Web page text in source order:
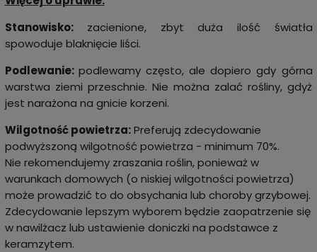
Stanowisko:zacienione, zbyt duża ilość światła
spowoduje blaknięcie liści.
Podlewanie: podlewamy często, ale dopiero gdy górna
warstwa ziemi przeschnie. Nie można zalać rośliny, gdyż
jest narażona na gnicie korzeni.
Wilgotność powietrza:Preferują zdecydowanie
podwyższoną wilgotność powietrza - minimum 70%.
Nie rekomendujemy zraszania roślin, ponieważ w
warunkach domowych (o niskiej wilgotności powietrza)
może prowadzić to do obsychania lub choroby grzybowej.
Zdecydowanie lepszym wyborem będzie zaopatrzenie się
w nawilżacz lub ustawienie doniczki na podstawce z
keramzytem.